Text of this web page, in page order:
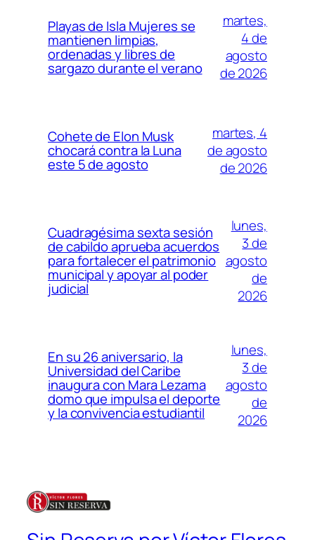
Playas de Isla Mujeres se
mantienen limpias,
ordenadas y libres de
sargazo durante el verano
martes,
4 de
agosto
de 2026
Cohete de Elon Musk
chocará contra la Luna
este 5 de agosto
martes, 4
de agosto
de 2026
Cuadragésima sexta sesión
de cabildo aprueba acuerdos
para fortalecer el patrimonio
municipal y apoyar al poder
judicial
lunes,
3 de
agosto
de
2026
En su 26 aniversario, la
Universidad del Caribe
inaugura con Mara Lezama
domo que impulsa el deporte
y la convivencia estudiantil
lunes,
3 de
agosto
de
2026